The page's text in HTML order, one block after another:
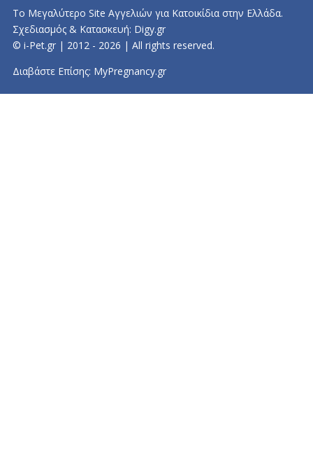
Το Μεγαλύτερο Site Αγγελιών για Κατοικίδια στην Ελλάδα.
Σχεδιασμός & Κατασκευή: Digy.gr
© i-Pet.gr | 2012 - 2026 | All rights reserved.
Διαβάστε Επίσης: MyPregnancy.gr